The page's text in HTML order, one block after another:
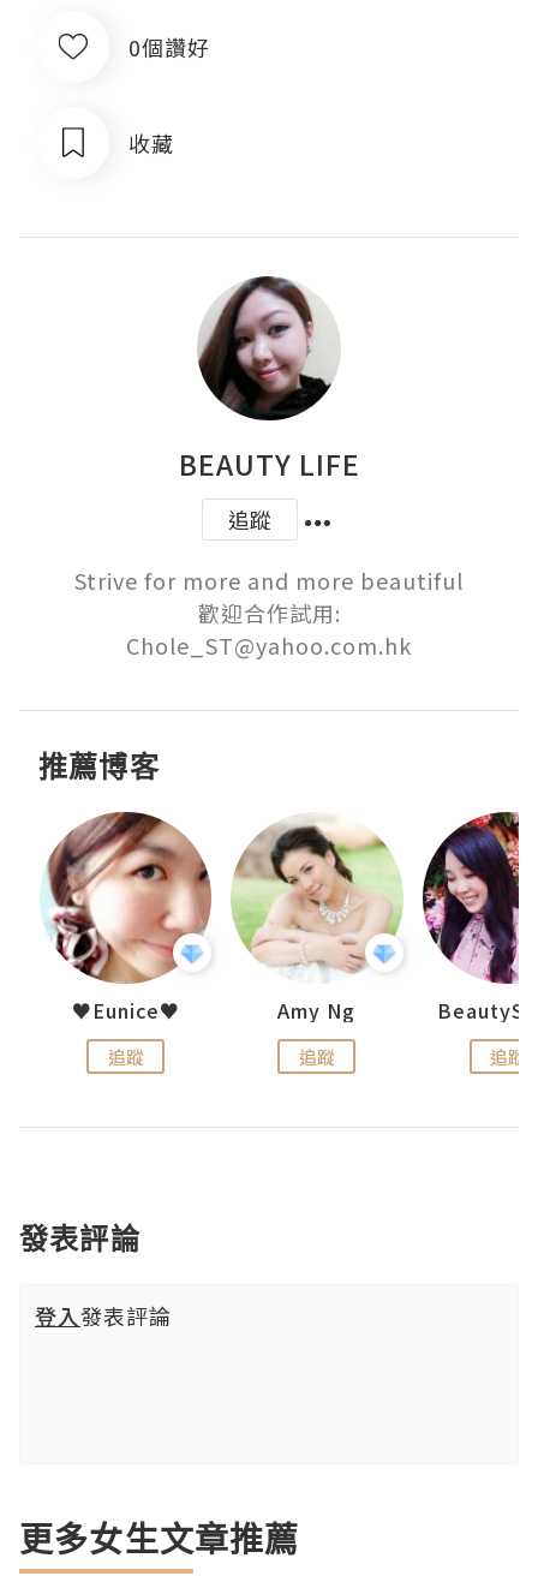
0個讚好
收藏
BEAUTY LIFE
追蹤
Strive for more and more beautiful
歡迎合作試用:
Chole_ST@yahoo.com.hk
推薦博客
♥Eunice♥
追蹤
Amy Ng
追蹤 追蹤
發表評論
登入發表評論
更多女生文章推薦